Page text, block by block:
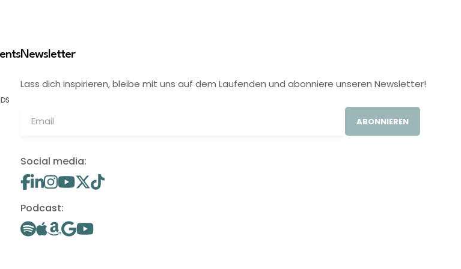
Newsletter
Lass dich inspirieren, bleibe mit uns auf dem Laufenden und abonniere unseren Newsletter!
ABONNIEREN
Social media:
Podcast: